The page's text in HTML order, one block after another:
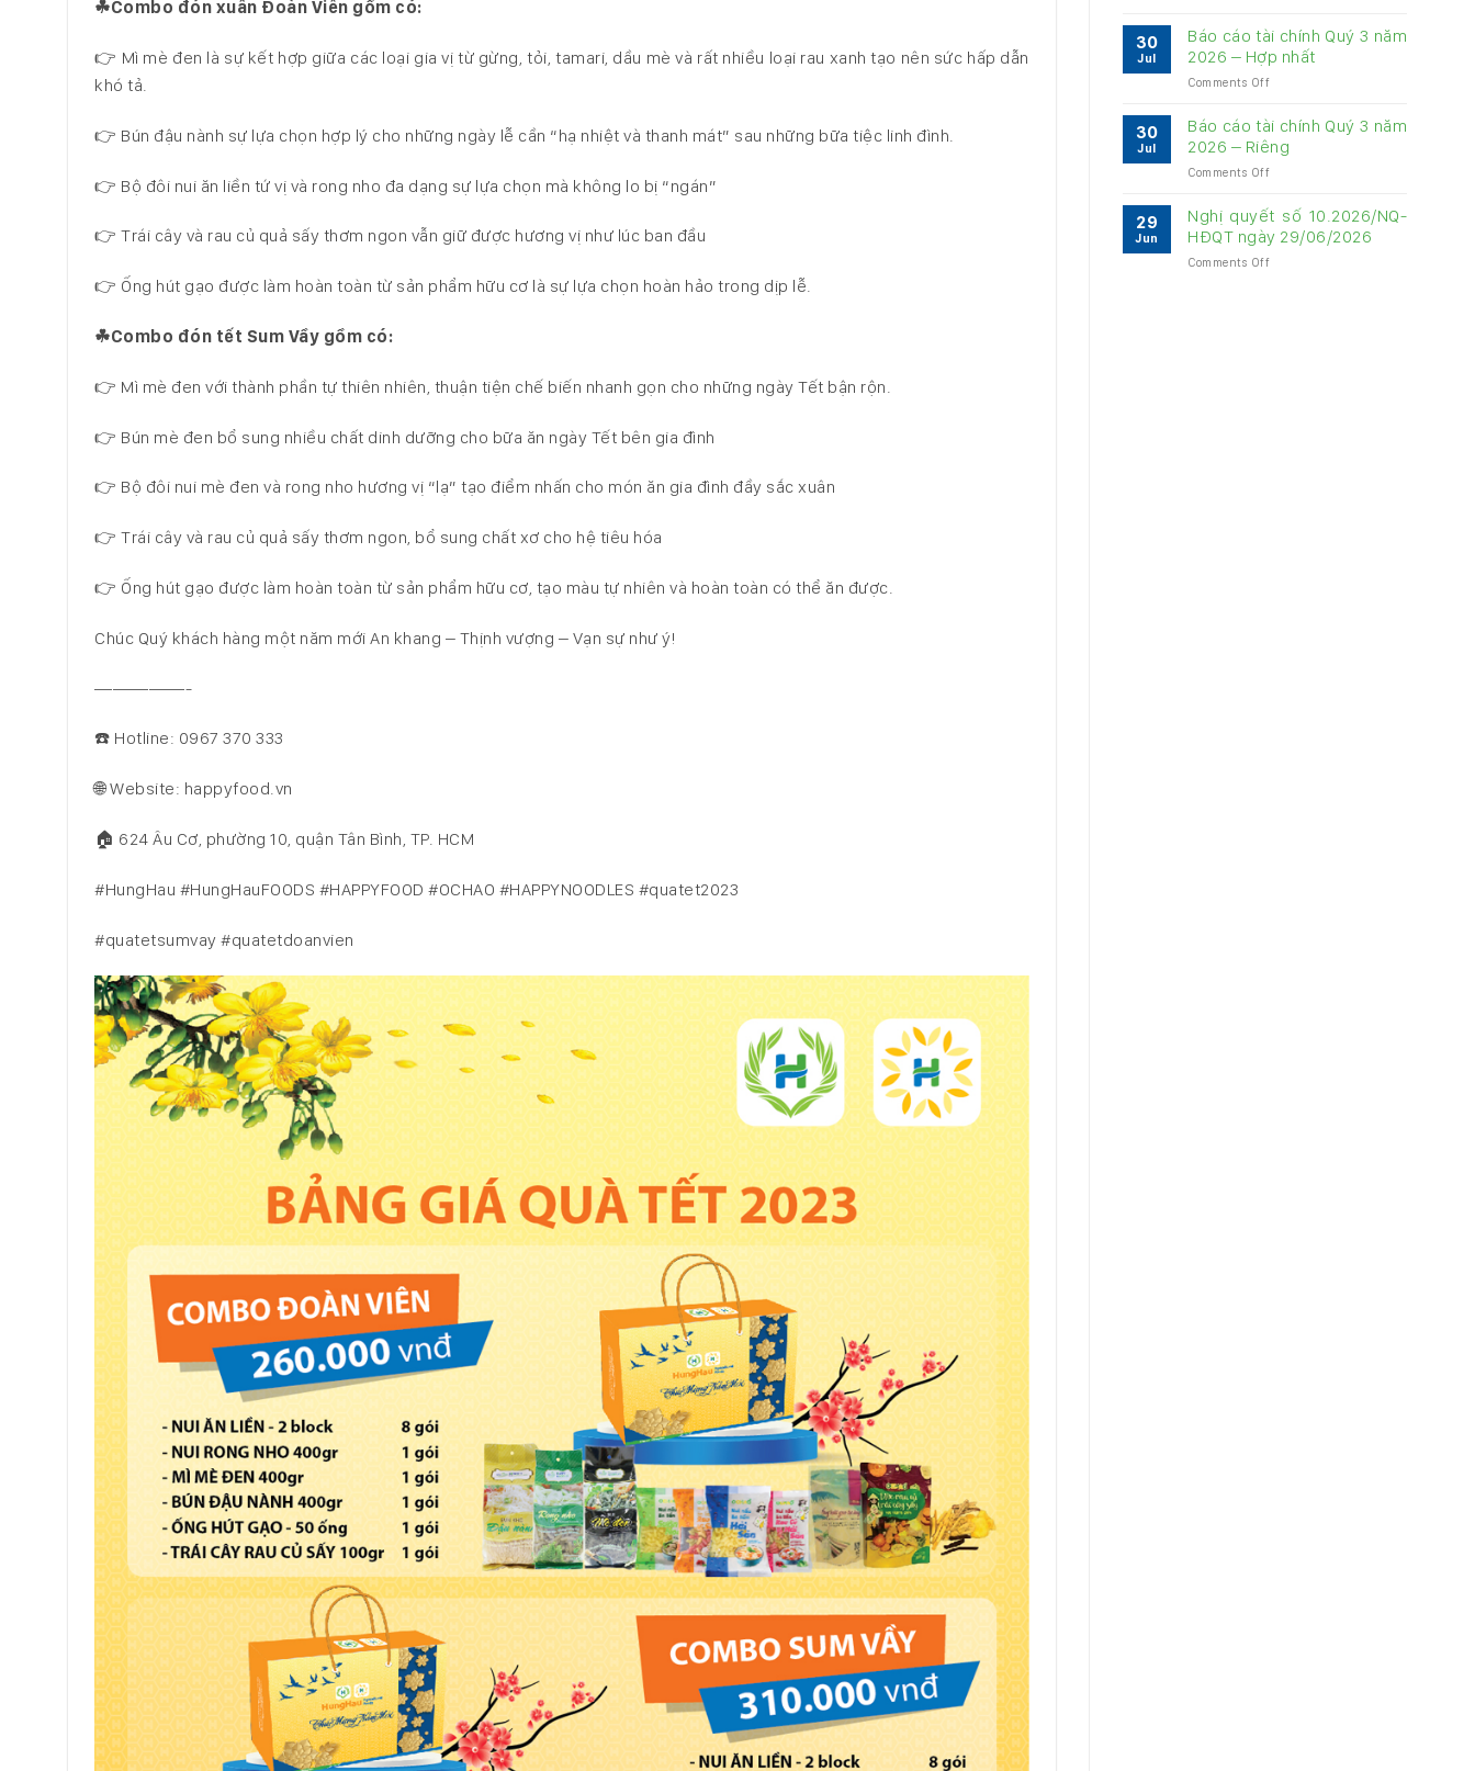
☘Combo đón xuân Đoàn Viên gồm có:
👉 Mì mè đen là sự kết hợp giữa các loại gia vị từ gừng, tỏi, tamari, dầu mè và rất nhiều loại rau xanh tạo nên sức hấp dẫn
khó tả.
👉 Bún đậu nành sự lựa chọn hợp lý cho những ngày lễ cần “hạ nhiệt và thanh mát” sau những bữa tiệc linh đình.
👉 Bộ đôi nui ăn liền tứ vị và rong nho đa dạng sự lựa chọn mà không lo bị “ngán”
👉 Trái cây và rau củ quả sấy thơm ngon vẫn giữ được hương vị như lúc ban đầu
👉 Ống hút gạo được làm hoàn toàn từ sản phẩm hữu cơ là sự lựa chọn hoàn hảo trong dịp lễ.
☘Combo đón tết Sum Vầy gồm có:
👉 Mì mè đen với thành phần tự thiên nhiên, thuận tiện chế biến nhanh gọn cho những ngày Tết bận rộn.
👉 Bún mè đen bổ sung nhiều chất dinh dưỡng cho bữa ăn ngày Tết bên gia đình
👉 Bộ đôi nui mè đen và rong nho hương vị “lạ” tạo điểm nhấn cho món ăn gia đình đầy sắc xuân
👉 Trái cây và rau củ quả sấy thơm ngon, bổ sung chất xơ cho hệ tiêu hóa
👉 Ống hút gạo được làm hoàn toàn từ sản phẩm hữu cơ, tạo màu tự nhiên và hoàn toàn có thể ăn được.
Chúc Quý khách hàng một năm mới An khang – Thịnh vượng – Vạn sự như ý!
—————-
☎️ Hotline: 0967 370 333
🌐 Website: happyfood.vn
🏠 624 Âu Cơ, phường 10, quận Tân Bình, TP. HCM
#HungHau #HungHauFOODS #HAPPYFOOD #OCHAO #HAPPYNOODLES #quatet2023
#quatetsumvay #quatetdoanvien
quản
trị
Công
tháng
năm
cáo
quản
trị
6
tháng
năm
30
Jul
Báo cáo tài chính Quý 3 năm
2026 – Hợp nhất
Comments Offon
cáo
chính
năm
2026
–
30
Jul
Báo cáo tài chính Quý 3 năm
2026 – Riêng
Comments Offon
cáo
chính
29
Jun
Nghị quyết số 10.2026/NQ-
HĐQT ngày 29/06/2026
Comments Offon